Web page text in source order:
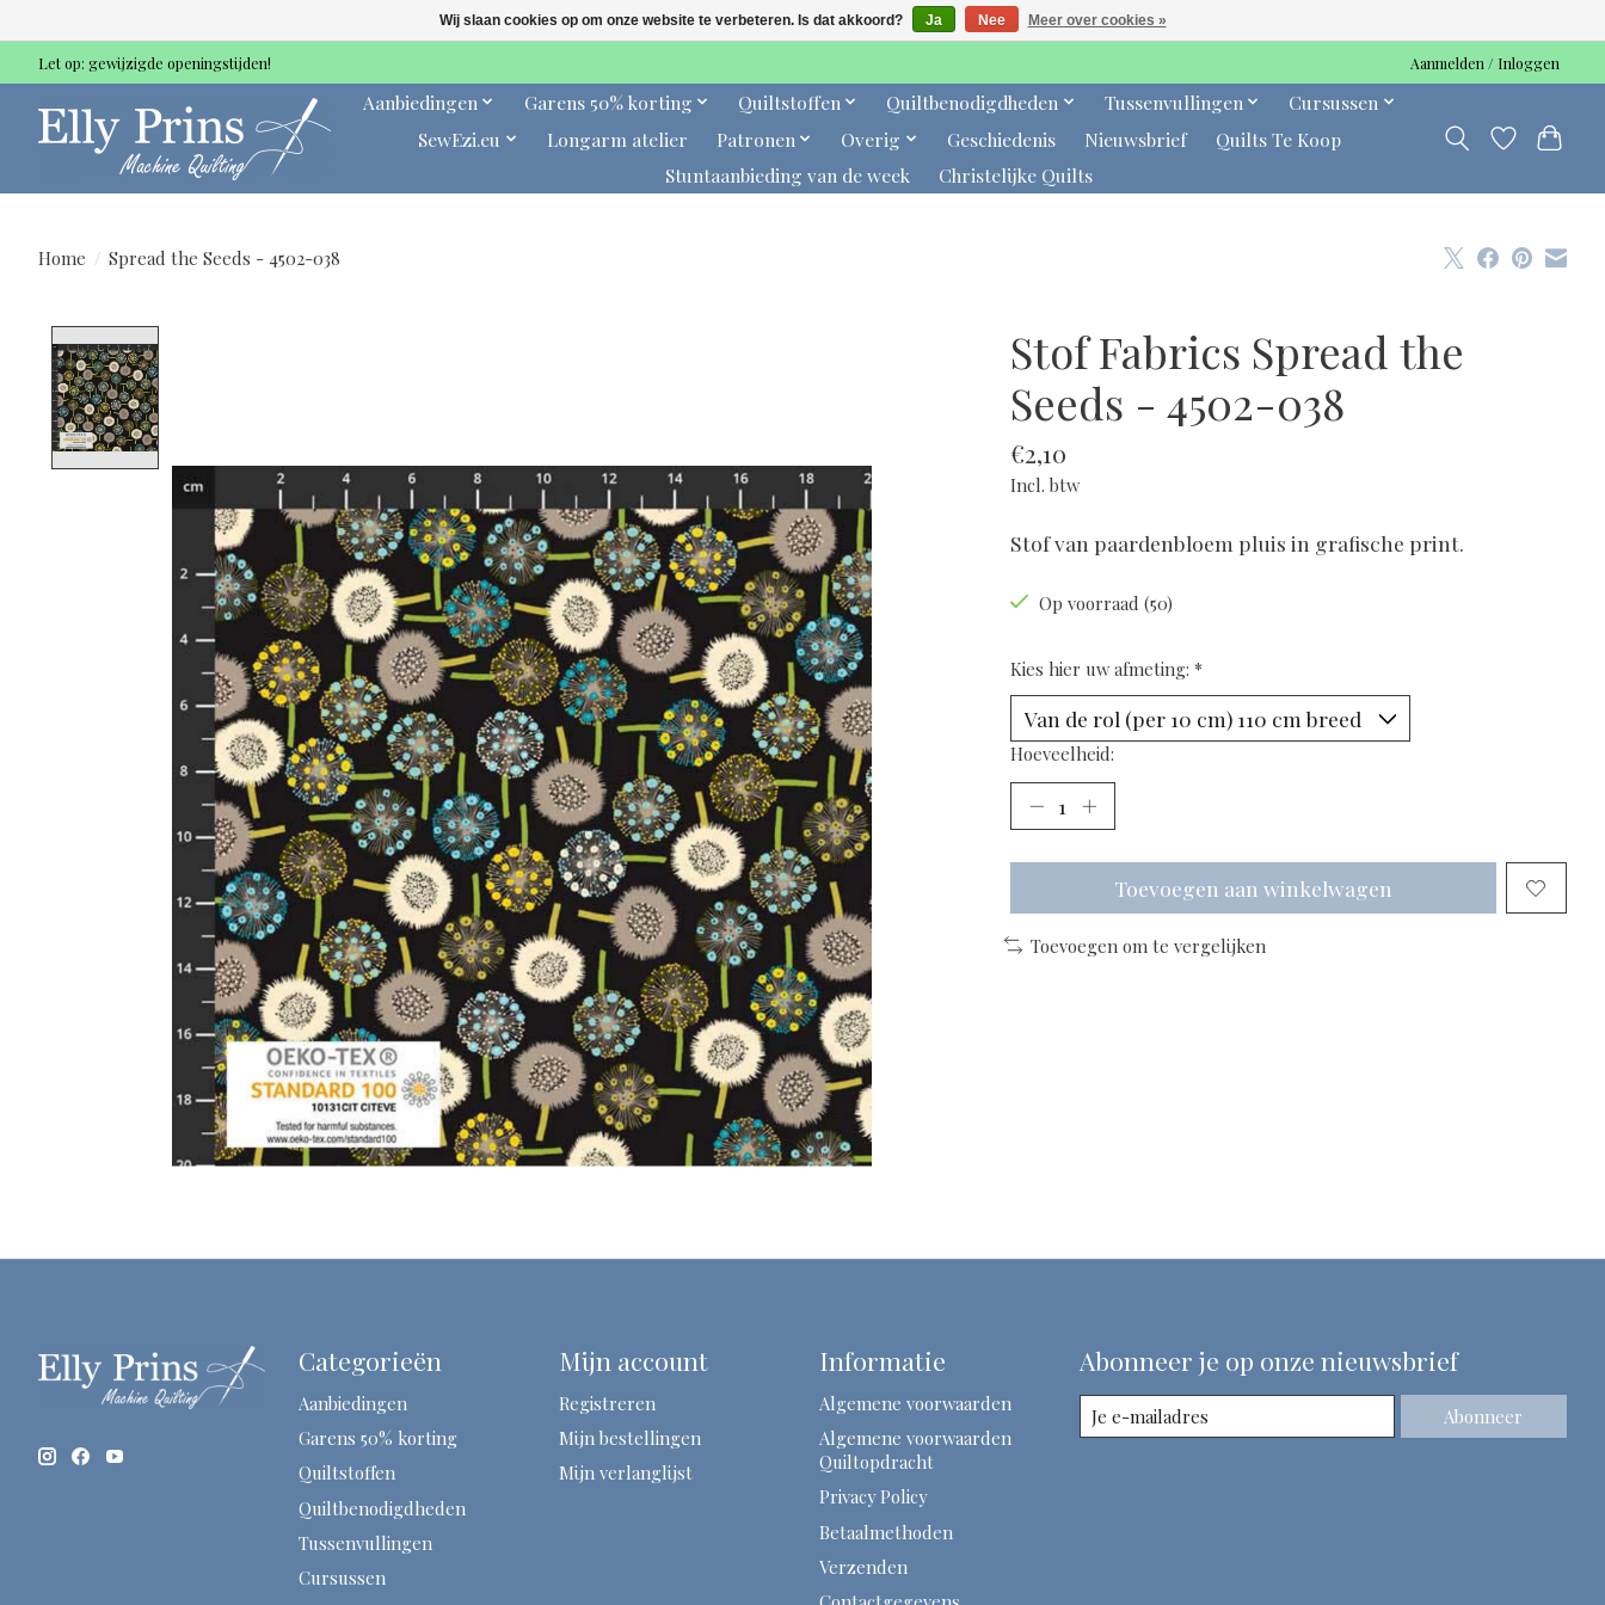
Let op: gewijzigde openingstijden! Aanmelden / Inloggen
Aanbiedingen Garens 50% korting Quiltstoffen Quiltbenodigdheden Tussenvullingen
Cursussen
SewEzi.eu
Longarm atelier Patronen Overig Geschiedenis Nieuwsbrief
Quilts Te Koop
Stuntaanbieding van de week
Christelijke Quilts
Home / Spread the Seeds - 4502-038
Stof Fabrics Spread the
Seeds - 4502-038
€2,10
Incl. btw
Stof van paardenbloem pluis in grafische print.
Op voorraad (50)
Kies hier uw afmeting: *
Hoeveelheid:
Toevoegen aan winkelwagen
Toevoegen om te vergelijken
Categorieën
Aanbiedingen
Garens 50% korting
Quiltstoffen
Quiltbenodigdheden
Tussenvullingen
Cursussen
Mijn account
Registreren
Mijn bestellingen
Mijn verlanglijst
Informatie
Algemene voorwaarden
Algemene voorwaarden
Quiltopdracht
Privacy Policy
Betaalmethoden
Verzenden
Abonneer je op onze nieuwsbrief
Abonneer
Wij slaan cookies op om onze website te verbeteren. Is dat akkoord? Ja Nee Meer over cookies »